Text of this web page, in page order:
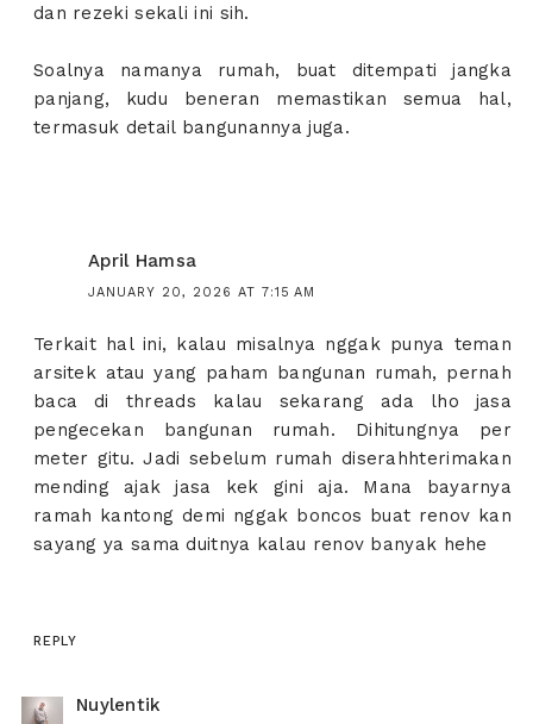
dan rezeki sekali ini sih.
Soalnya namanya rumah, buat ditempati jangka
panjang, kudu beneran memastikan semua hal,
termasuk detail bangunannya juga.
April Hamsa
JANUARY 20, 2026 AT 7:15 AM
Terkait hal ini, kalau misalnya nggak punya teman
arsitek atau yang paham bangunan rumah, pernah
baca di threads kalau sekarang ada lho jasa
pengecekan bangunan rumah. Dihitungnya per
meter gitu. Jadi sebelum rumah diserahhterimakan
mending ajak jasa kek gini aja. Mana bayarnya
ramah kantong demi nggak boncos buat renov kan
sayang ya sama duitnya kalau renov banyak hehe
REPLY
Nuylentik